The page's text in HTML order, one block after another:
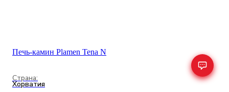
Печь-камин Plamen Tena N
Страна:
Хорватия